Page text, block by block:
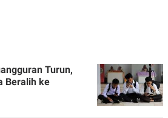
Turun,
Beralih ke